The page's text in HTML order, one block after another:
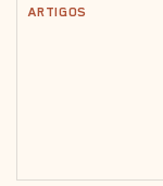
ARTIGOS